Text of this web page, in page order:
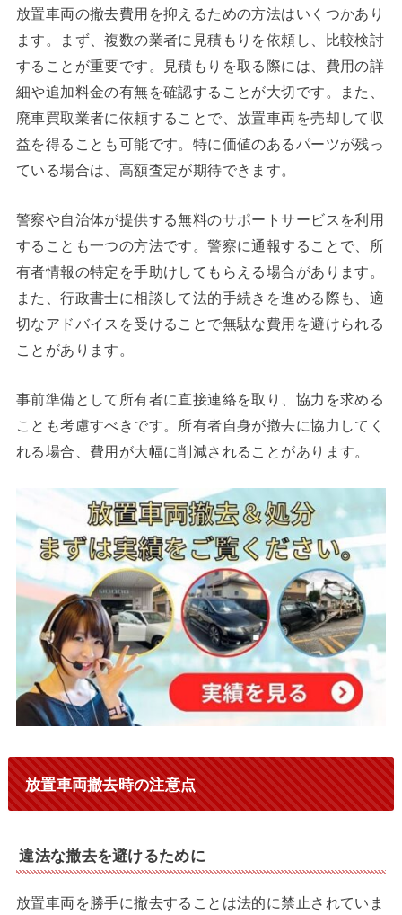
放置車両の撤去費用を抑えるための方法はいくつかあり
ます。まず、複数の業者に見積もりを依頼し、比較検討
することが重要です。見積もりを取る際には、費用の詳
細や追加料金の有無を確認することが大切です。また、
廃車買取業者に依頼することで、放置車両を売却して収
益を得ることも可能です。特に価値のあるパーツが残っ
ている場合は、高額査定が期待できます。
警察や自治体が提供する無料のサポートサービスを利用
することも一つの方法です。警察に通報することで、所
有者情報の特定を手助けしてもらえる場合があります。
また、行政書士に相談して法的手続きを進める際も、適
切なアドバイスを受けることで無駄な費用を避けられる
ことがあります。
事前準備として所有者に直接連絡を取り、協力を求める
ことも考慮すべきです。所有者自身が撤去に協力してく
れる場合、費用が大幅に削減されることがあります。
放置車両撤去時の注意点
違法な撤去を避けるために
放置車両を勝手に撤去することは法的に禁止されていま